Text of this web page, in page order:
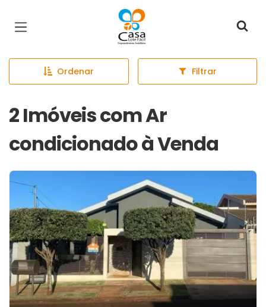
Página inicial
Ordenar Filtrar
2 Imóveis com Ar
condicionado à Venda